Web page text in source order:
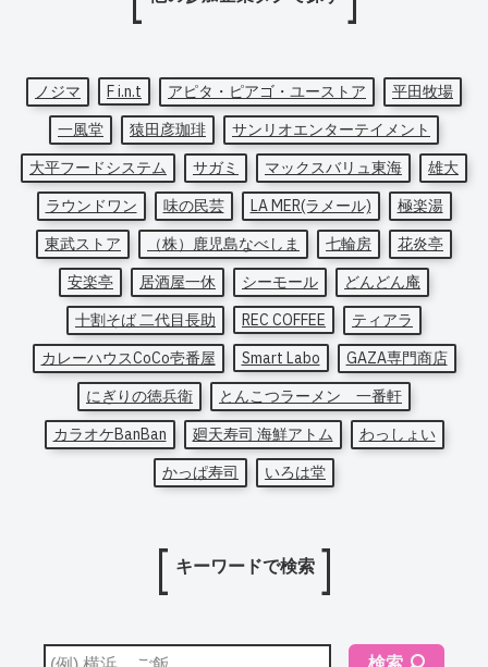
ノジマ F i.n.t アピタ・ピアゴ・ユーストア
平田牧場
一風堂
猿田彦珈琲
サンリオエンターテイメント
大平フードシステム
サガミ マックスバリュ東海
雄大
ラウンドワン
味の民芸 LA MER(ラメール)
極楽湯
東武ストア
（株）鹿児島なべしま 七輪房
花炎亭
安楽亭
居酒屋一休 シーモール
どんどん庵
十割そば 二代目長助
REC COFFEE
ティアラ
カレーハウスCoCo壱番屋
Smart Labo
GAZA専門商店
にぎりの徳兵衛
とんこつラーメン 一番軒
カラオケBanBan
廻天寿司 海鮮アトム
わっしょい
かっぱ寿司
いろは堂
キーワードで検索